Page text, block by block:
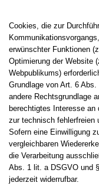
Cookies, die zur
erwünschter Funktionen
Optimierung der Website
Webpublikums)
Grundlage von Art. 6
andere Rechtsgrundlage
berechtigtes Interesse an
zur technisch fehlerfreien
Sofern eine Einwilligung
vergleichbaren
die Verarbeitung
Abs. 1 lit. a DSGVO und
jederzeit widerrufbar.